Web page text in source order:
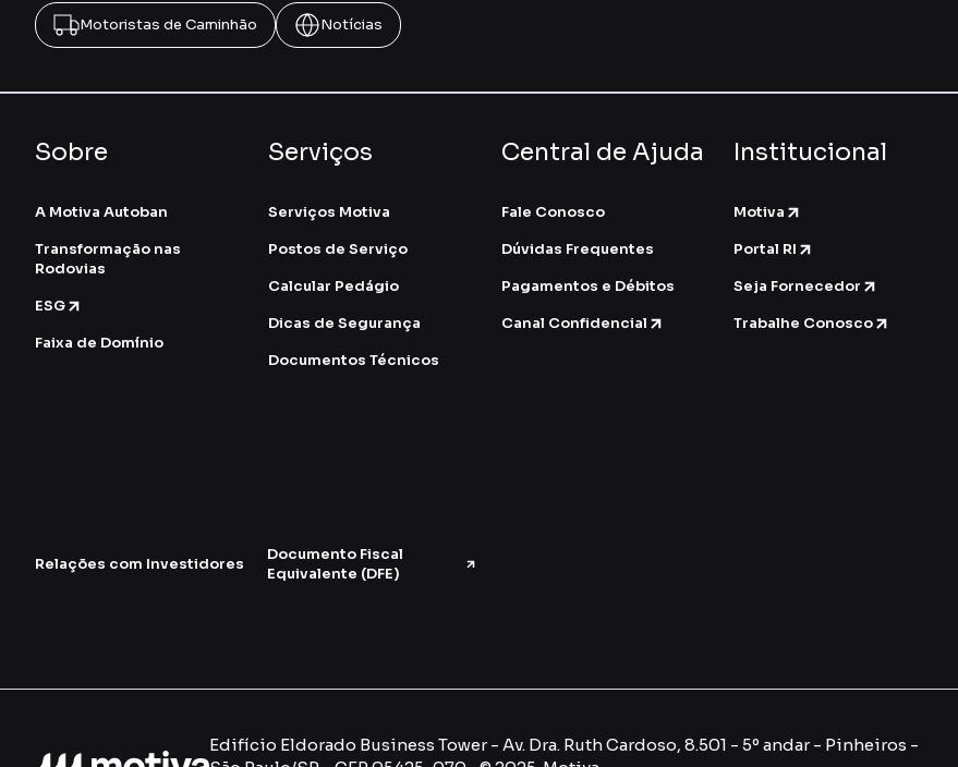
Motoristas de Caminhão Notícias
Sobre
A Motiva Autoban
Transformação nas
Rodovias
ESG
Faixa de Domínio
Serviços
Serviços Motiva
Postos de Serviço
Calcular Pedágio
Dicas de Segurança
Documentos Técnicos
Central de Ajuda
Fale Conosco
Dúvidas Frequentes
Pagamentos e Débitos
Canal Confidencial
Institucional
Motiva
Portal RI
Seja Fornecedor
Trabalhe Conosco
Relações com Investidores
Documento Fiscal
Equivalente (DFE)
Edifício Eldorado Business Tower - Av. Dra. Ruth Cardoso, 8.501 - 5º andar - Pinheiros -